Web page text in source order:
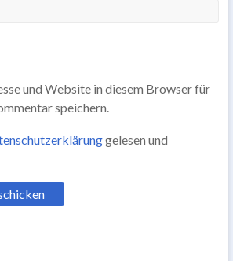
und Website in diesem Browser für
speichern.
gelesen und